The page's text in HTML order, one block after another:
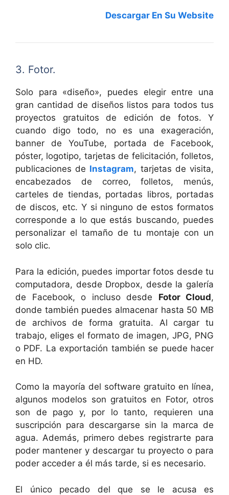
Descargar En Su Website
3. Fotor.
Solo para «diseño», puedes elegir entre una
gran cantidad de diseños listos para todos tus
proyectos gratuitos de edición de fotos. Y
cuando digo todo, no es una exageración,
banner de YouTube, portada de Facebook,
póster, logotipo, tarjetas de felicitación, folletos,
publicaciones de Instagram, tarjetas de visita,
encabezados de correo, folletos, menús,
carteles de tiendas, portadas libros, portadas
de discos, etc. Y si ninguno de estos formatos
corresponde a lo que estás buscando, puedes
personalizar el tamaño de tu montaje con un
solo clic.
Para la edición, puedes importar fotos desde tu
computadora, desde Dropbox, desde la galería
de Facebook, o incluso desde Fotor Cloud,
donde también puedes almacenar hasta 50 MB
de archivos de forma gratuita. Al cargar tu
trabajo, eliges el formato de imagen, JPG, PNG
o PDF. La exportación también se puede hacer
en HD.
Como la mayoría del software gratuito en línea,
algunos modelos son gratuitos en Fotor, otros
son de pago y, por lo tanto, requieren una
suscripción para descargarse sin la marca de
agua. Además, primero debes registrarte para
poder mantener y descargar tu proyecto o para
poder acceder a él más tarde, si es necesario.
El único pecado del que se le acusa es